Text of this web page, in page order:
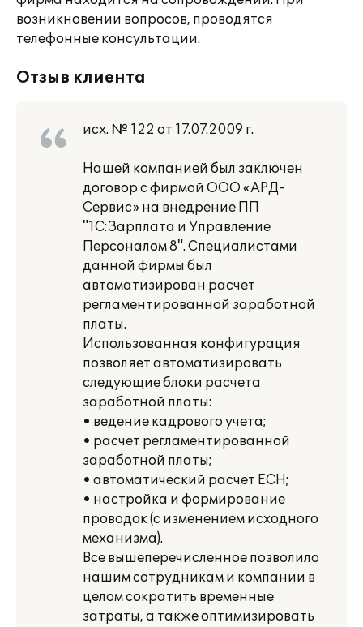
возникновении вопросов, проводятся
телефонные консультации.
Отзыв клиента
исх. № 122 от 17.07.2009 г.
Нашей компанией был заключен
договор с фирмой ООО «АРД-
Сервис» на внедрение ПП
"1С:Зарплата и Управление
Персоналом 8". Специалистами
данной фирмы был
автоматизирован расчет
регламентированной заработной
платы.
Использованная конфигурация
позволяет автоматизировать
следующие блоки расчета
заработной платы:
• ведение кадрового учета;
• расчет регламентированной
заработной платы;
• автоматический расчет ЕСН;
• настройка и формирование
проводок (с изменением исходного
механизма).
Все вышеперечисленное позволило
нашим сотрудникам и компании в
целом сократить временные
затраты, а также оптимизировать